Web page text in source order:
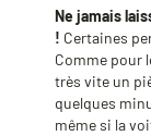
Ne jamais
! Certaines
Comme pour
très vite un
quelques
même si la